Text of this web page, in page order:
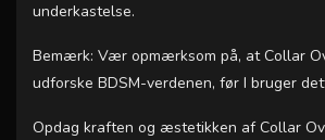
underkastelse.
Bemærk: Vær opmærksom på, at Collar
udforske BDSM-verdenen, før I bruger
Opdag kraften og æstetikken af Collar